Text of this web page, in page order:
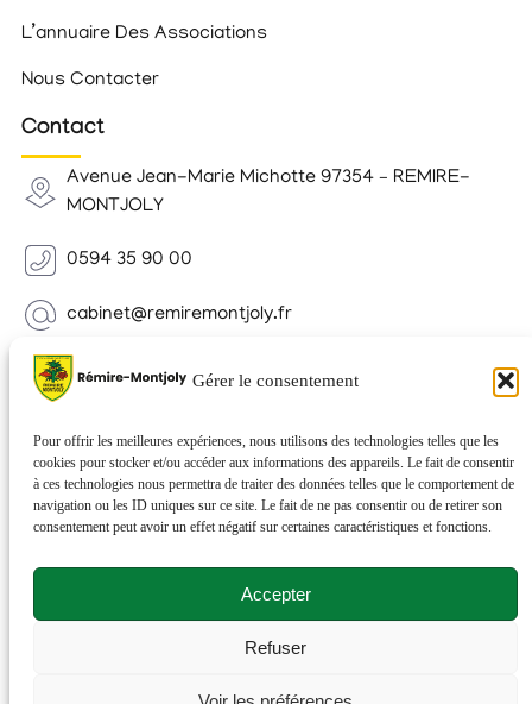
Gérer le consentement
Pour offrir les meilleures expériences, nous utilisons des technologies telles que les
cookies pour stocker et/ou accéder aux informations des appareils. Le fait de consentir
à ces technologies nous permettra de traiter des données telles que le comportement de
navigation ou les ID uniques sur ce site. Le fait de ne pas consentir ou de retirer son
consentement peut avoir un effet négatif sur certaines caractéristiques et fonctions.
Accepter
Refuser
L’annuaire Des Associations
Nous Contacter
Contact
Avenue Jean-Marie Michotte 97354 – REMIRE-
MONTJOLY
0594 35 90 00
cabinet@remiremontjoly.fr
Newsletter
nouvelles de votre commune.